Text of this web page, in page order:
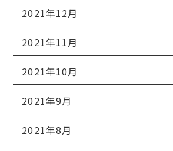
2021年12月
2021年11月
2021年10月
2021年9月
2021年8月